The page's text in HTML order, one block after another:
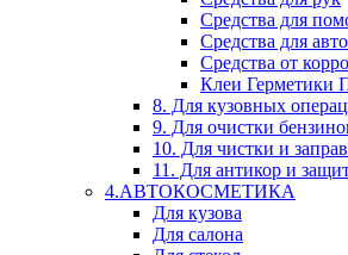
Средства для
Средства для
Средства от
Клеи Герметики
8. Для кузовных
9. Для очистки
10. Для чистки и
11. Для антикор и
4.АВТОКОСМЕТИКА
Для кузова
Для салона